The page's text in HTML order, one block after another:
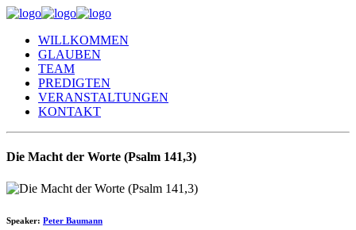
WILLKOMMEN
GLAUBEN
TEAM
PREDIGTEN
VERANSTALTUNGEN
KONTAKT
Die Macht der Worte (Psalm 141,3)
Speaker: Peter Baumann